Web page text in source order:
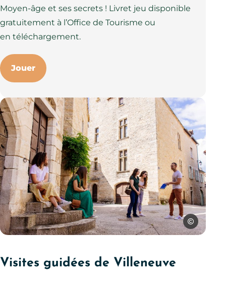
Moyen-âge et ses secrets ! Livret jeu disponible
gratuitement à l’Office de Tourisme ou
en téléchargement.
Jouer
Visite de Villeneuve d, © Les Conteurs
Les Conteurs
Visites guidées de Villeneuve